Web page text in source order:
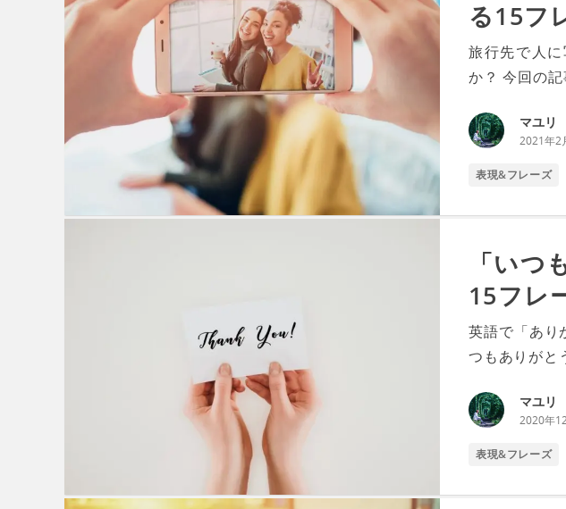
る15フ
旅行先で人
か？ 今回の
マユリ
2021年2
表現&フレーズ
「いつ
15フレ
英語で「あり
つもありがと
マユリ
2020年
表現&フレーズ